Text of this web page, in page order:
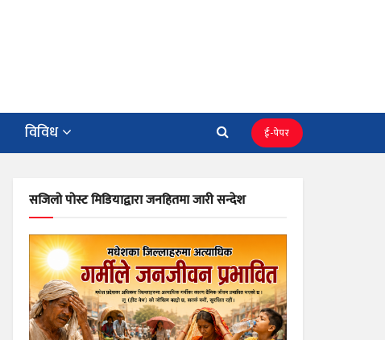
विविध ई-पेपर
सजिलो पोस्ट मिडियाद्वारा जनहितमा जारी सन्देश